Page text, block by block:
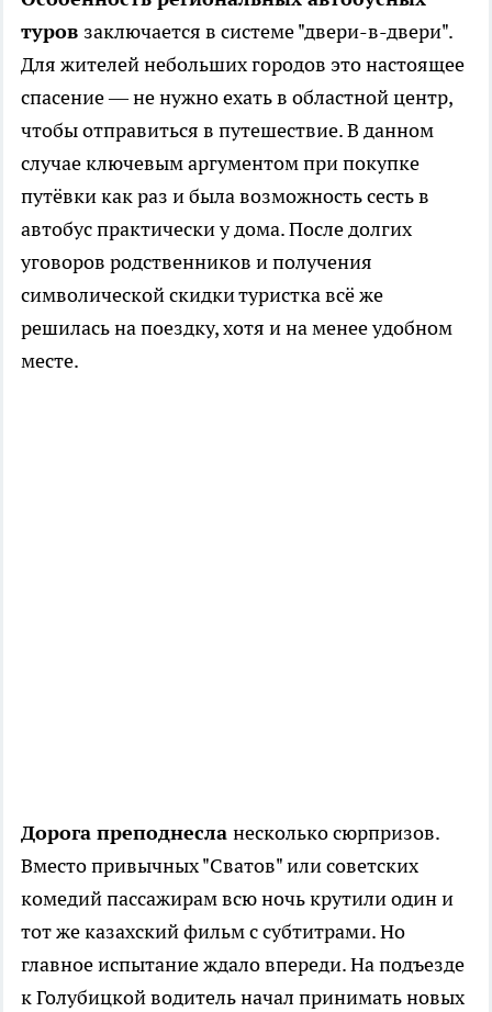
туров заключается в системе "двери-в-двери".
Для жителей небольших городов это настоящее
спасение — не нужно ехать в областной центр,
чтобы отправиться в путешествие. В данном
случае ключевым аргументом при покупке
путёвки как раз и была возможность сесть в
автобус практически у дома. После долгих
уговоров родственников и получения
символической скидки туристка всё же
решилась на поездку, хотя и на менее удобном
месте.
Дорога преподнесла несколько сюрпризов.
Вместо привычных "Сватов" или советских
комедий пассажирам всю ночь крутили один и
тот же казахский фильм с субтитрами. Но
главное испытание ждало впереди. На подъезде
к Голубицкой водитель начал принимать новых